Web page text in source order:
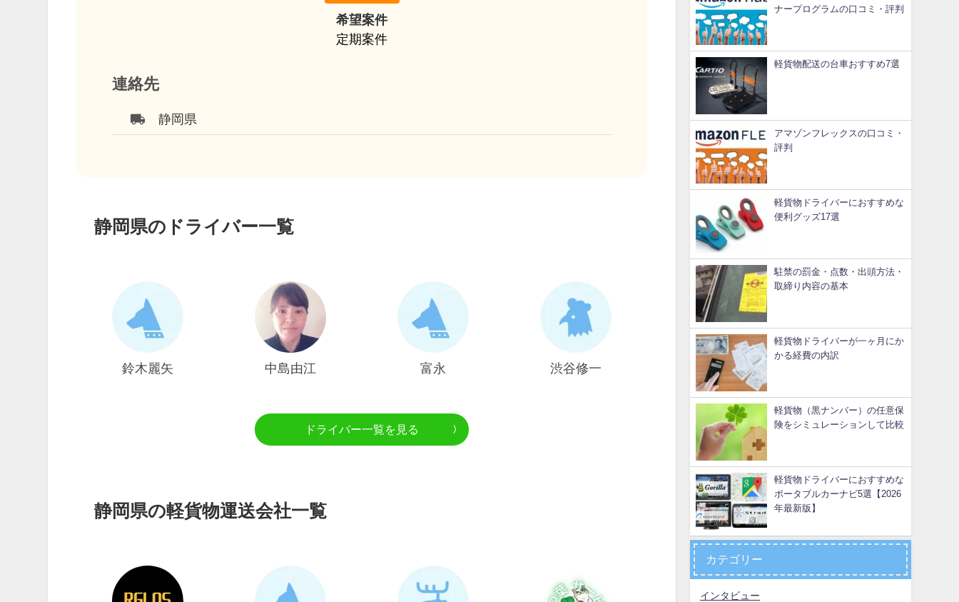
希望案件
定期案件
連絡先
local_shipping 静岡県
静岡県のドライバー一覧
鈴木麗矢 中島由江 富永 渋谷修一
ドライバー一覧を見る
静岡県の軽貨物運送会社一覧
ナープログラムの口コミ・評判
軽貨物配送の台車おすすめ7選
アマゾンフレックスの口コミ・
評判
軽貨物ドライバーにおすすめな
便利グッズ17選
駐禁の罰金・点数・出頭方法・
取締り内容の基本
軽貨物ドライバーが一ヶ月にか
かる経費の内訳
軽貨物（黒ナンバー）の任意保
険をシミュレーションして比較
軽貨物ドライバーにおすすめな
ポータブルカーナビ5選【2026
年最新版】
カテゴリー
インタビュー